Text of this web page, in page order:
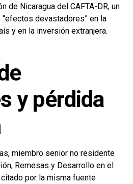
de Nicaragua del CAFTA-DR, un
devastadores” en la
y en la inversión extranjera.
y pérdida
miembro senior no residente
Remesas y Desarrollo en el
por la misma fuente